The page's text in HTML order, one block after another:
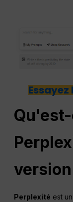
Perplexité est